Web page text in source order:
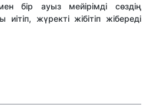
бір ауыз мейірімді сөздің
иітіп, жүректі жібітіп жібереді